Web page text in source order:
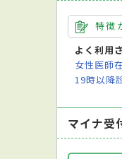
特徴
よく利用
女性医師
19時以降
マイナ受